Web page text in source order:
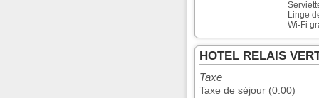
Linge
Wi-Fi
HOTEL RELAIS
Taxe
Taxe de séjour (0.00)